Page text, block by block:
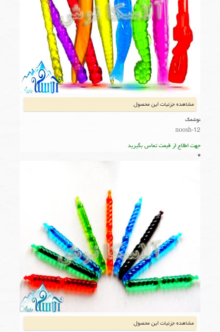
مشاهده جزئیات این محصول
نوشمک
noosh-12
جهت اطلاع از قیمت تماس بگیرید
مشاهده جزئیات این محصول